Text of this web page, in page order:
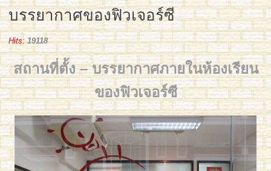
บรรยากาศของฟิวเจอร์ซี
Hits: 19118
สถานที่ตั้ง – บรรยากาศภายในห้องเรียน
ของฟิวเจอร์ซี